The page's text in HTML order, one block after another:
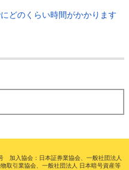
どのくらい時間がかかります
加入協会：日本証券業協会、一般社団法人
取引業協会、一般社団法人 日本暗号資産等